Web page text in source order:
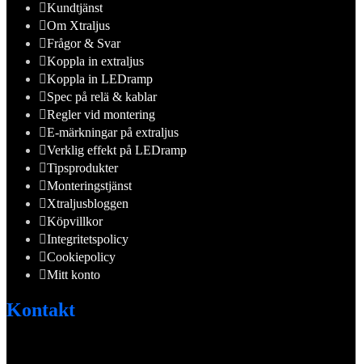
Kundtjänst
Om Xtraljus
Frågor & Svar
Koppla in extraljus
Koppla in LEDramp
Spec på relä & kablar
Regler vid montering
E-märkningar på extraljus
Verklig effekt på LEDramp
Tipsprodukter
Monteringstjänst
Xtraljusbloggen
Köpvillkor
Integritetspolicy
Cookiepolicy
Mitt konto
Kontakt